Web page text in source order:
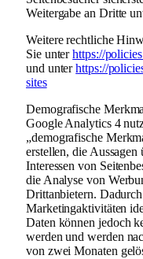
Weitergabe an Dritte
Weitere rechtliche
Sie unterhttps://
und unterhttps://
sites
Demografische
Google Analytics 4
„demografische
erstellen, die
Interessen von
die Analyse von
Drittanbietern.
Marketingaktivitäten
Daten können jedoch
werden und werden
von zwei Monaten